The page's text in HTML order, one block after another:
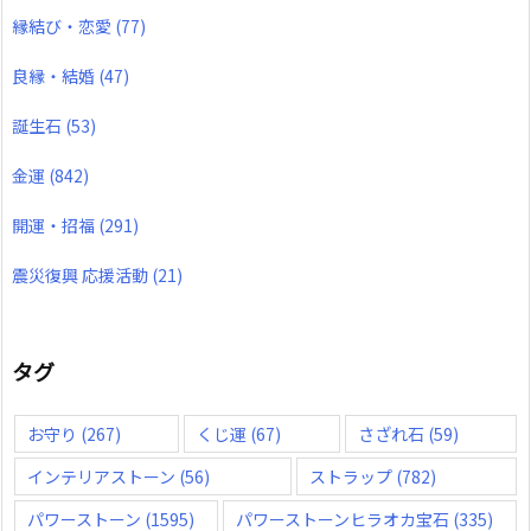
縁結び・恋愛 (77)
良縁・結婚 (47)
誕生石 (53)
金運 (842)
開運・招福 (291)
震災復興 応援活動 (21)
タグ
お守り (267) くじ運 (67) さざれ石 (59)
インテリアストーン (56) ストラップ(782)
パワーストーン (1595) パワーストーンヒラオカ宝石 (335)